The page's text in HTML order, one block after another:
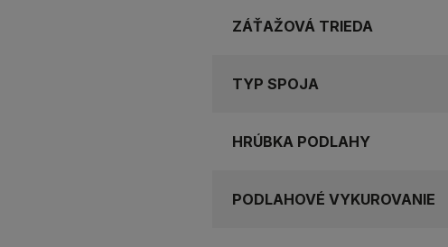
ZÁŤAŽOVÁ TRIEDA
TYP SPOJA
HRÚBKA PODLAHY
PODLAHOVÉ VYKUROVANIE